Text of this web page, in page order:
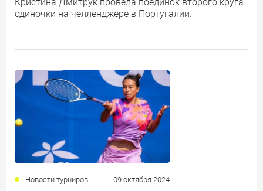
одиночки на челленджере в Португалии.
Новости турниров 09 октября 2024